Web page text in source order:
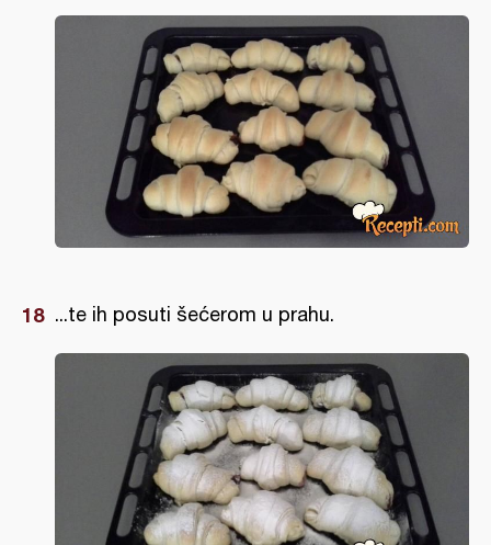
...te ih posuti šećerom u prahu.